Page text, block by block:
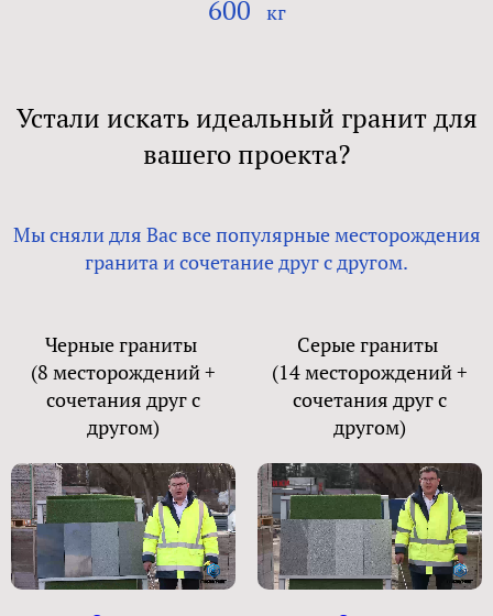
600 кг
Устали искать идеальный гранит для
вашего проекта?
Мы сняли для Вас все популярные месторождения
гранита и сочетание друг с другом.
Черные граниты
(8 месторождений +
сочетания друг с
другом)
Серые граниты
(14 месторождений +
сочетания друг с
другом)